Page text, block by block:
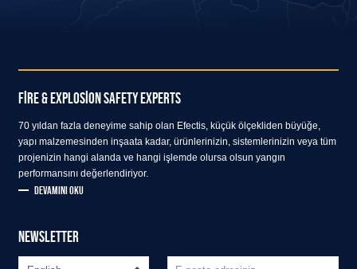
FIRE & EXPLOSION SAFETY EXPERTS
70 yıldan fazla deneyime sahip olan Efectis, küçük ölçekliden büyüğe,
yapı malzemesinden inşaata kadar, ürünlerinizin, sistemlerinizin veya tüm
projenizin hangi alanda ve hangi işlemde olursa olsun yangın
performansını değerlendiriyor.
DEVAMINI OKU
NEWSLETTER